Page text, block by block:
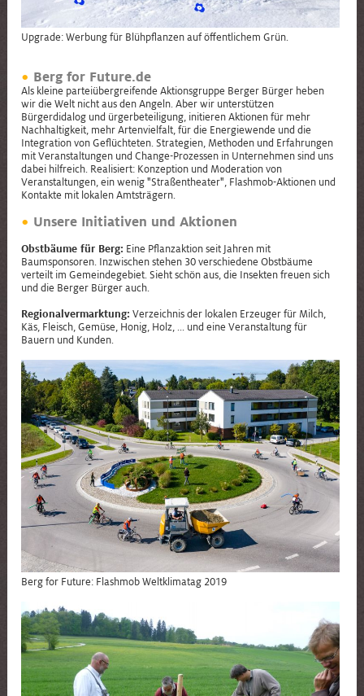
Upgrade: Werbung für Blühpflanzen auf öffentlichem Grün.
Berg for Future.de
Als kleine parteiübergreifende Aktionsgruppe Berger Bürger heben
wir die Welt nicht aus den Angeln. Aber wir unterstützen
Bürgerdidalog und ürgerbeteiligung, initieren Aktionen für mehr
Nachhaltigkeit, mehr Artenvielfalt, für die Energiewende und die
Integration von Geflüchteten. Strategien, Methoden und Erfahrungen
mit Veranstaltungen und Change-Prozessen in Unternehmen sind uns
dabei hilfreich. Realisiert: Konzeption und Moderation von
Veranstaltungen, ein wenig "Straßentheater", Flashmob-Aktionen und
Kontakte mit lokalen Amtsträgern.
Unsere Initiativen und Aktionen
Obstbäume für Berg: Eine Pflanzaktion seit Jahren mit
Baumsponsoren. Inzwischen stehen 30 verschiedene Obstbäume
verteilt im Gemeindegebiet. Sieht schön aus, die Insekten freuen sich
und die Berger Bürger auch.
Regionalvermarktung: Verzeichnis der lokalen Erzeuger für Milch,
Käs, Fleisch, Gemüse, Honig, Holz, ... und eine Veranstaltung für
Bauern und Kunden.
Berg for Future: Flashmob Weltklimatag 2019